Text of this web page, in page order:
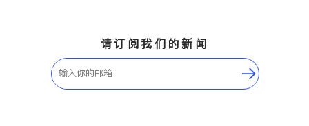
请订阅我们的新闻